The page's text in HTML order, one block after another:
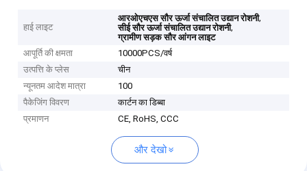
हाई लाइट
आरओएचएस सौर ऊर्जा संचालित उद्यान रोशनी,
सीई सौर ऊर्जा संचालित उद्यान रोशनी,
ग्रामीण सड़क सौर आंगन लाइट
आपूर्ति की क्षमता
10000PCS/वर्ष
उत्पत्ति के प्लेस
चीन
न्यूनतम आदेश मात्रा
100
पैकेजिंग विवरण
कार्टन का डिब्बा
प्रमाणन
CE, RoHS, CCC
और देखो